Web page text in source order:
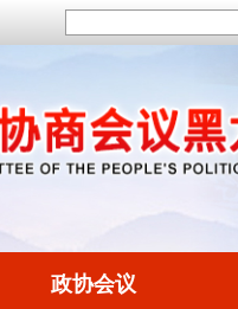
政协会议